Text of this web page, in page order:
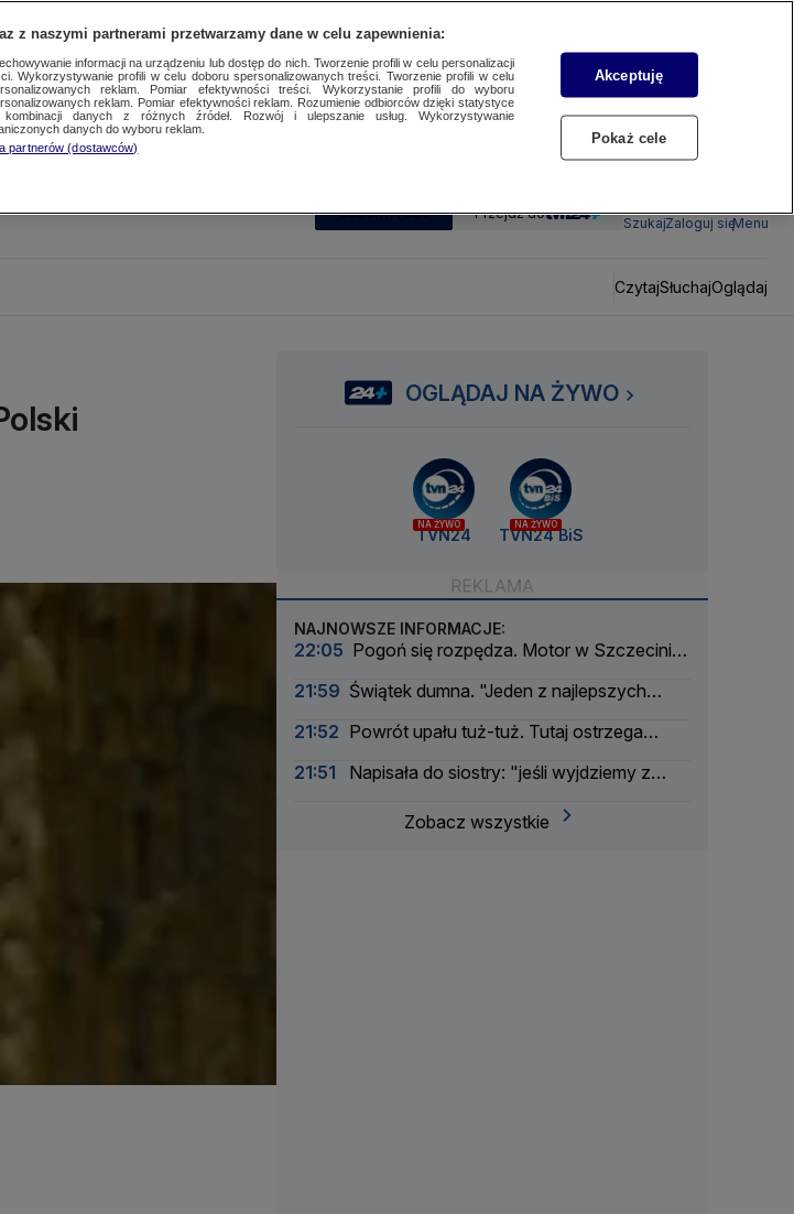
SUBSKRYBUJ Przejdź do
SzukajZaloguj sięMenu
CzytajSłuchajOglądaj
OGLĄDAJ NA ŻYWO
NA ŻYWO
TVN24
NA ŻYWO
TVN24 BiS
NAJNOWSZE INFORMACJE:
22:05 Pogoń się rozpędza. Motor w Szczecinie
21:59 Świątek dumna. "Jeden z najlepszych
21:52 Powrót upału tuż-tuż. Tutaj ostrzega
21:51
Napisała do siostry: "jeśli wyjdziemy z
Zobacz wszystkie
z naszymi partnerami przetwarzamy dane w celu zapewnienia:
informacji na urządzeniu lub dostęp do nich. Tworzenie profili w celu personalizacji
Wykorzystywanie profili w celu doboru spersonalizowanych treści. Tworzenie profili w celu
reklam. Pomiar efektywności treści. Wykorzystanie profili do wyboru
reklam. Pomiar efektywności reklam. Rozumienie odbiorców dzięki statystyce
kombinacji danych z różnych źródeł. Rozwój i ulepszanie usług. Wykorzystywanie
danych do wyboru reklam.
partnerów (dostawców)
Akceptuję
Pokaż cele